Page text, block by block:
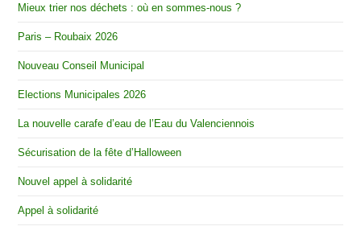
Mieux trier nos déchets : où en sommes-nous ?
Paris – Roubaix 2026
Nouveau Conseil Municipal
Elections Municipales 2026
La nouvelle carafe d’eau de l’Eau du Valenciennois
Sécurisation de la fête d’Halloween
Nouvel appel à solidarité
Appel à solidarité